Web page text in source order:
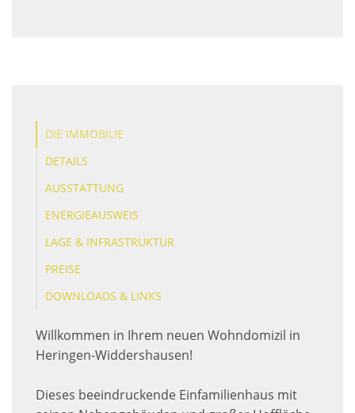
DIE IMMOBILIE
DETAILS
AUSSTATTUNG
ENERGIEAUSWEIS
LAGE & INFRASTRUKTUR
PREISE
DOWNLOADS & LINKS
Willkommen in Ihrem neuen Wohndomizil in
Heringen-Widdershausen!
Dieses beeindruckende Einfamilienhaus mit